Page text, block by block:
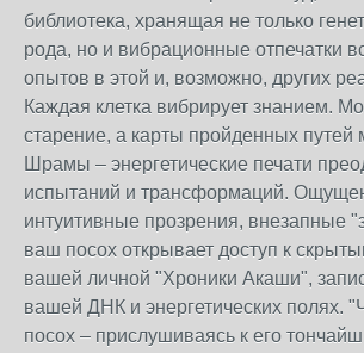
библиотека, хранящая не только
рода, но и вибрационные отпечатки
опытов в этой и, возможно, других
Каждая клетка вибрирует знанием.
старение, а карты пройденных путей
Шрамы – энергетические печати
испытаний и трансформаций.
интуитивные прозрения, внезапные
ваш посох открывает доступ к
вашей личной "Хроники Акаши",
вашей ДНК и энергетических полях.
посох – прислушиваясь к его